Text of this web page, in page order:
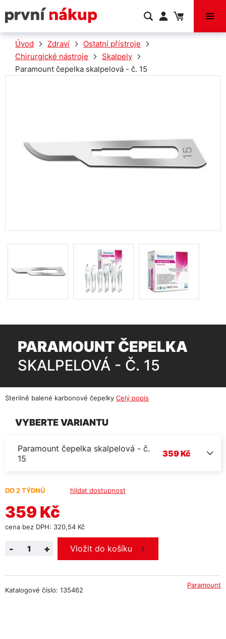
VÝPRODEJ
Úvod Zdraví
Ostatní přístroje
Chirurgické nástroje
Skalpely
Paramount čepelka skalpelová - č. 15
PARAMOUNT ČEPELKA
SKALPELOVÁ - Č. 15
Sterilně balené karbonové čepelky Celý popis
VYBERTE VARIANTU
Paramount čepelka skalpelová - č.
15
359 Kč
DO 2 TÝDNŮ hlídat dostupnost
359 Kč
cena bez DPH: 320,54 Kč
+
- Vložit do košíku
Katalogové číslo: 135462
Paramount